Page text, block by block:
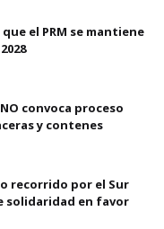
el PRM se mantiene
convoca proceso
y contenes
recorrido por el Sur
solidaridad en favor